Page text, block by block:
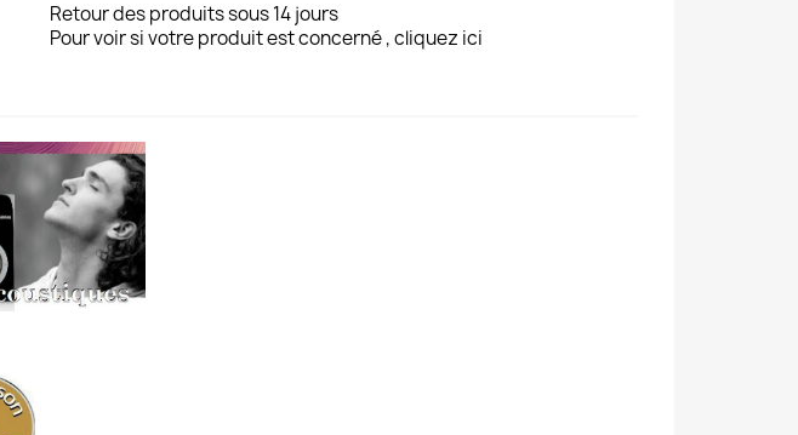
Retour des produits sous 14 jours
Pour voir si votre produit est concerné , cliquez ici